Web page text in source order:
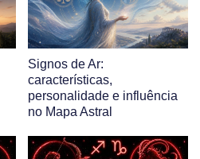
Signos de Ar:
características,
personalidade e influência
no Mapa Astral